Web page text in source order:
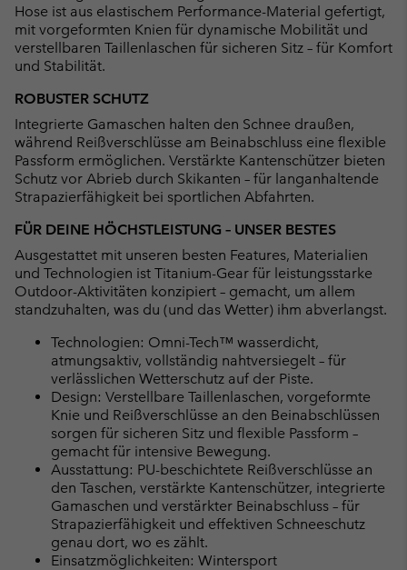
Hose ist aus elastischem Performance-Material gefertigt,
mit vorgeformten Knien für dynamische Mobilität und
verstellbaren Taillenlaschen für sicheren Sitz – für Komfort
und Stabilität.
ROBUSTER SCHUTZ
Integrierte Gamaschen halten den Schnee draußen,
während Reißverschlüsse am Beinabschluss eine flexible
Passform ermöglichen. Verstärkte Kantenschützer bieten
Schutz vor Abrieb durch Skikanten – für langanhaltende
Strapazierfähigkeit bei sportlichen Abfahrten.
FÜR DEINE HÖCHSTLEISTUNG – UNSER BESTES
Ausgestattet mit unseren besten Features, Materialien
und Technologien ist Titanium-Gear für leistungsstarke
Outdoor-Aktivitäten konzipiert – gemacht, um allem
standzuhalten, was du (und das Wetter) ihm abverlangst.
Technologien: Omni-Tech™ wasserdicht,
atmungsaktiv, vollständig nahtversiegelt – für
verlässlichen Wetterschutz auf der Piste.
Design: Verstellbare Taillenlaschen, vorgeformte
Knie und Reißverschlüsse an den Beinabschlüssen
sorgen für sicheren Sitz und flexible Passform –
gemacht für intensive Bewegung.
Ausstattung: PU-beschichtete Reißverschlüsse an
den Taschen, verstärkte Kantenschützer, integrierte
Gamaschen und verstärkter Beinabschluss – für
Strapazierfähigkeit und effektiven Schneeschutz
genau dort, wo es zählt.
Einsatzmöglichkeiten: Wintersport